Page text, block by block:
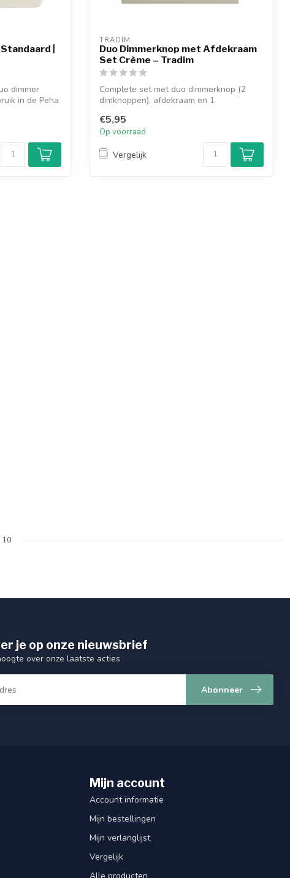
|
dimmer
in de Peha
TRADIM
Duo Dimmerknop met Afdekraam
Set Crème – Tradim
Complete set met duo dimmerknop (2
dimknoppen), afdekraam en 1
€5,95
Op voorraad
Vergelijk
10
je op onze nieuwsbrief
over onze laatste acties
Abonneer
Mijn account
Account informatie
Mijn bestellingen
Mijn verlanglijst
Vergelijk